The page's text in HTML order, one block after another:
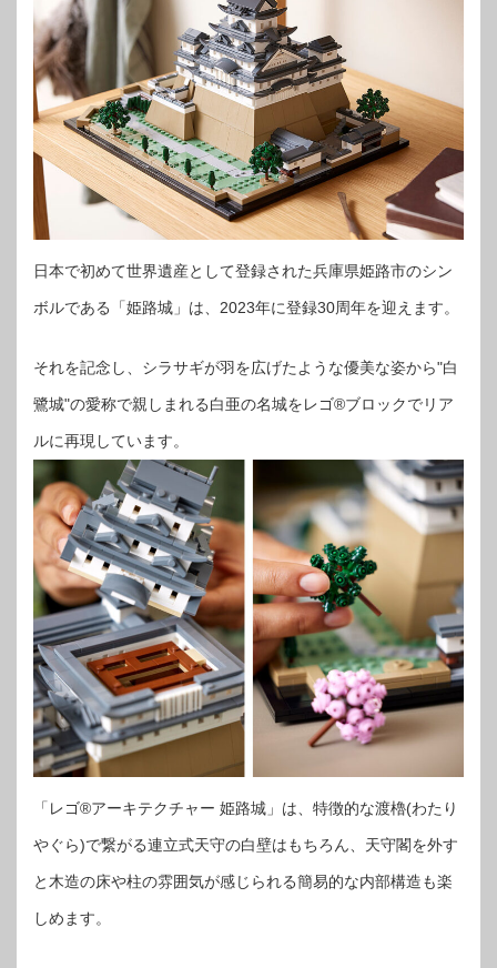
日本で初めて世界遺産として登録された兵庫県姫路市のシン
ボルである「姫路城」は、2023年に登録30周年を迎えます。
それを記念し、シラサギが羽を広げたような優美な姿から"白
鷺城"の愛称で親しまれる白亜の名城をレゴ®ブロックでリア
ルに再現しています。
「レゴ®アーキテクチャー 姫路城」は、特徴的な渡櫓(わたり
やぐら)で繋がる連立式天守の白壁はもちろん、天守閣を外す
と木造の床や柱の雰囲気が感じられる簡易的な内部構造も楽
しめます。